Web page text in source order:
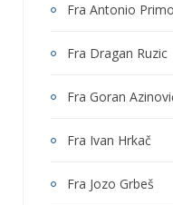
Fra Antonio
Fra Dragan Ruzic
Fra Goran
Fra Ivan Hrkač
Fra Jozo Grbeš